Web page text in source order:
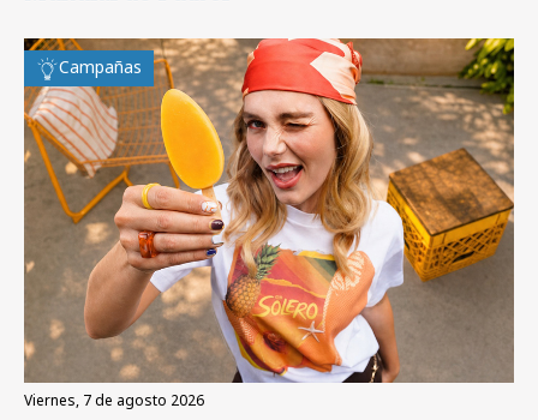
Campañas
viernes, 7 de agosto 2026